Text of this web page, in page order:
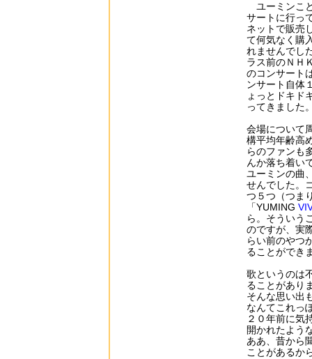
ユーミンこ
サートに行っ
ネットで販売
て何気なく購
れませんでし
ラス前のＮＨ
のコンサート
ンサート自体
ょっとドキド
ってきました
会場について
構平均年齢高
らのファンも
んか落ち着い
ユーミンの曲
せんでした。
つ５つ（つま
「YUMING
ら。そういう
のですが、実
らい前のやつ
ることができ
歌というのは
ることがあり
そんな思い出
なんてこれっ
２０年前に気
開かれたよう
ああ、昔から
ことがあるか